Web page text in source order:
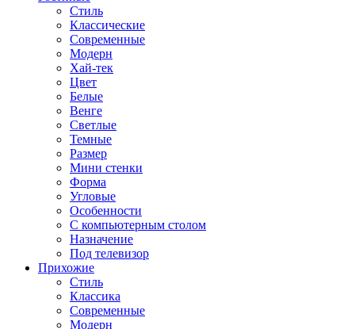
Стиль
Классические
Современные
Модерн
Хай-тек
Цвет
Белые
Венге
Светлые
Темные
Размер
Мини стенки
Форма
Угловые
Особенности
С компьютерным столом
Назначение
Под телевизор
Прихожие
Стиль
Классика
Современные
Модерн